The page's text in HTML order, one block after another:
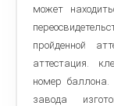
может
пройденной
аттестация.
номер баллона.
завода